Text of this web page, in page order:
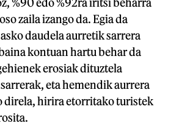
zaila izango da. Egia da
daudela aurretik sarrera
kontuan hartu behar da
erosiak dituztela
eta hemendik aurrera
direla, hirira etorritako turistek